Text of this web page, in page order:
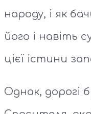
народу, і як
його і навіть
цієї істини
Однак, дорогі